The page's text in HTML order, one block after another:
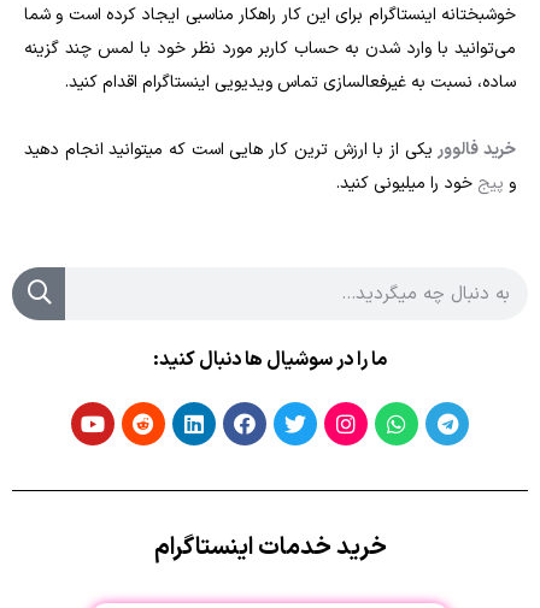
خوشبختانه اینستاگرام برای این کار راهکار مناسبی ایجاد کرده است و شما
می‌توانید با وارد شدن به حساب کاربر مورد نظر خود با لمس چند گزینه
ساده، نسبت به غیرفعالسازی تماس ویدیویی اینستاگرام اقدام کنید.
خرید فالوور یکی از با ارزش ترین کار هایی است که میتوانید انجام دهید
و پیج خود را میلیونی کنید.
ما را در سوشیال ها دنبال کنید:
خرید خدمات اینستاگرام